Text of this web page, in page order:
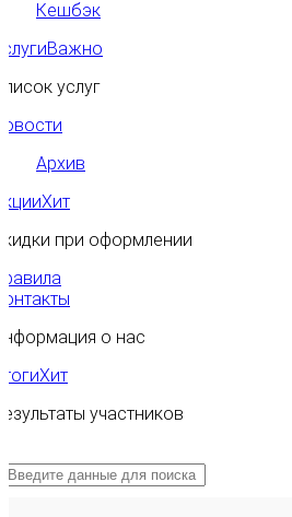
Кешбэк
Важно
услуг
Архив
Хит
при оформлении
о нас
Хит
участников